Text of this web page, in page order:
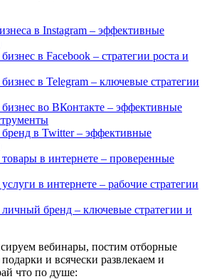
в Instagram – эффективные
в Facebook – стратегии роста и
в Telegram – ключевые стратегии
во ВКонтакте – эффективные
бренд в Twitter – эффективные
в интернете – проверенные
в интернете – рабочие стратегии
бренд – ключевые стратегии и
вебинары, постим отборные
и всячески развлекаем и
что по душе: